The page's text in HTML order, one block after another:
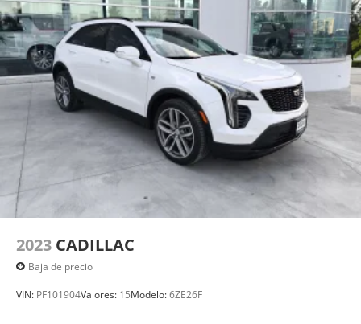
2023 CADILLAC
Baja de precio
VIN: PF101904Valores: 15Modelo:6ZE26F